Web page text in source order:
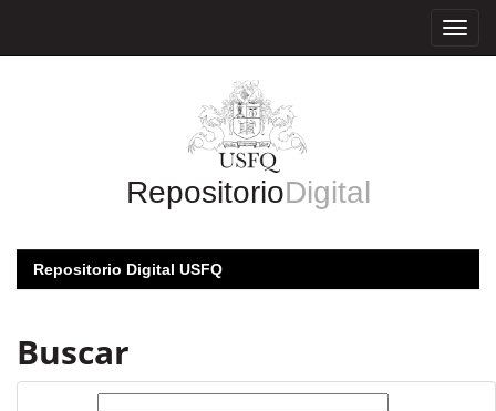
RepositorioDigital
Repositorio Digital USFQ
Buscar